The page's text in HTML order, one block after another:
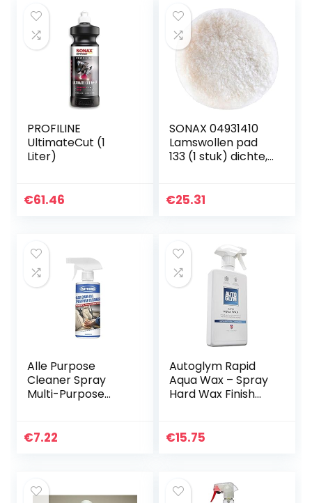
PROFILINE
UltimateCut (1
Liter)
€61.46
SONAX 04931410
Lamswollen pad
133 (1 stuk) dichte,
verwerking van
€25.31
Alle Purpose
Cleaner Spray
Multi-Purpose
Cleaner Spray
€7.22
Autoglym Rapid
Aqua Wax – Spray
Hard Wax Finish
n – 500 ml
€15.75